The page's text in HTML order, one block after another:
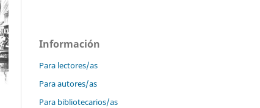
Información
Para lectores/as
Para autores/as
Para bibliotecarios/as